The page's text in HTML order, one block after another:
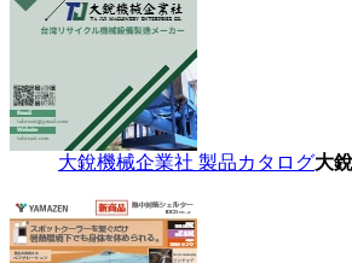
大銳機械企業社 製品カタログ大